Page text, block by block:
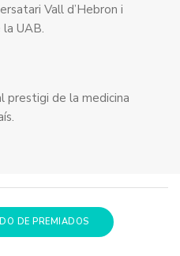
Vall d’Hebron i
UAB.
prestigi de la medicina
DE PREMIADOS